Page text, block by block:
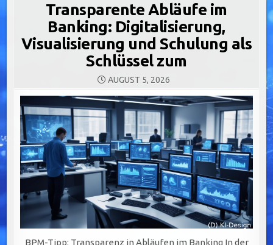
Transparente Abläufe im
Banking: Digitalisierung,
Visualisierung und Schulung als
Schlüssel zum
AUGUST 5, 2026
BPM-Tipp: Transparenz in Abläufen im Banking In der